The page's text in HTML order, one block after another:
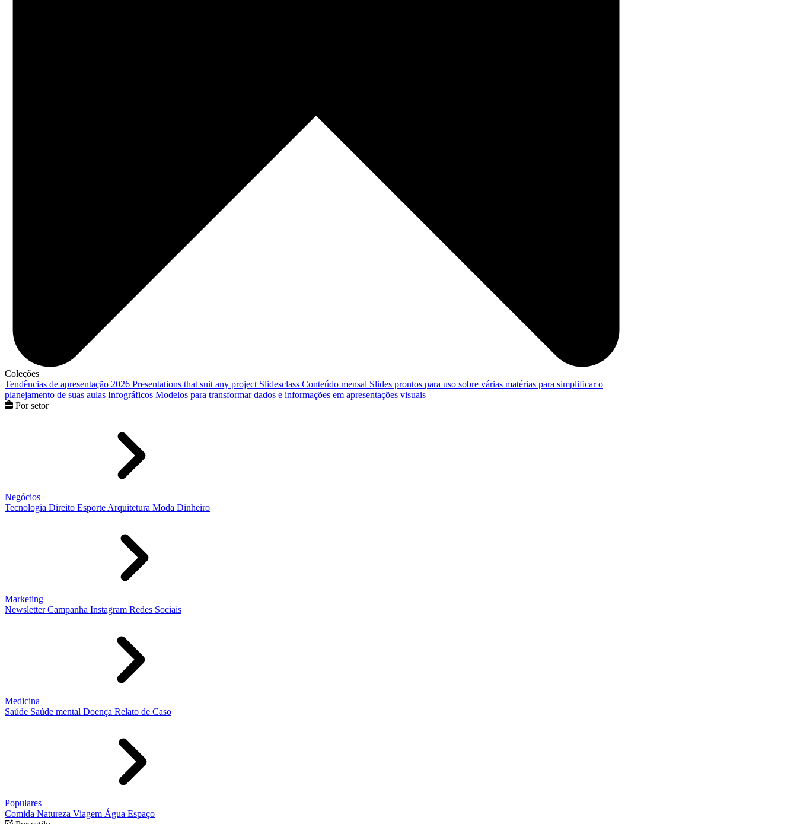
Coleções
Tendências de apresentação 2026 Presentations that suit any project Slidesclass Conteúdo mensal Slides prontos para uso sobre várias matérias para simplificar o
planejamento de suas aulas Infográficos Modelos para transformar dados e informações em apresentações visuais
Por setor
Negócios
Tecnologia Direito Esporte Arquitetura Moda Dinheiro
Marketing
Newsletter Campanha Instagram Redes Sociais
Medicina
Saúde Saúde mental Doença Relato de Caso
Populares
Comida Natureza Viagem Água Espaço